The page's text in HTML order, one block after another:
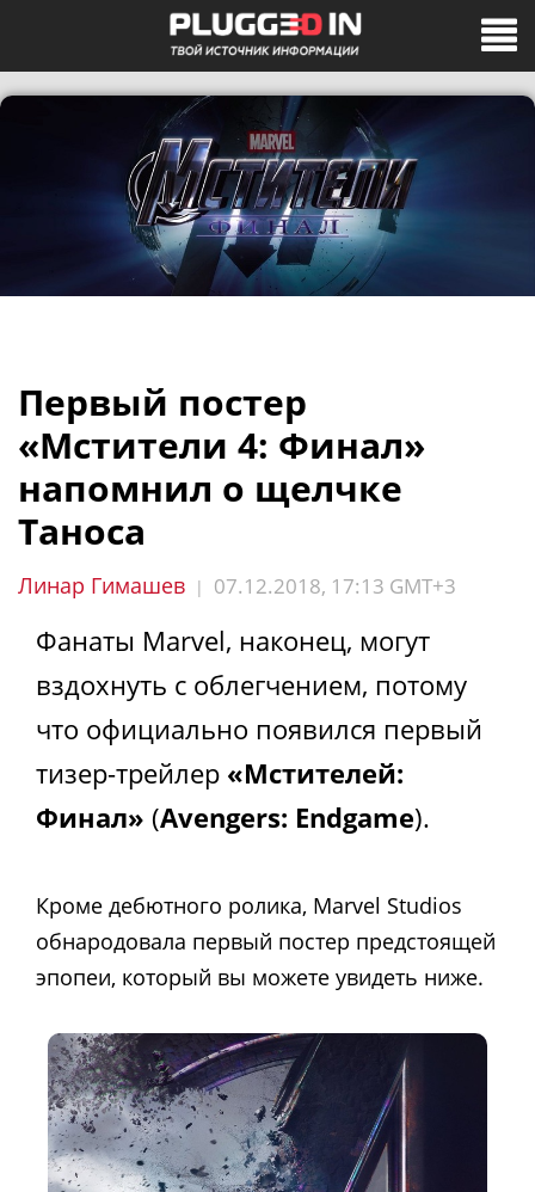
Первый постер
«Мстители 4: Финал»
напомнил о щелчке
Таноса
Линар Гимашев | 07.12.2018, 17:13 GMT+3
Фанаты Marvel, наконец, могут
вздохнуть с облегчением, потому
что официально появился первый
тизер-трейлер «Мстителей:
Финал» (Avengers: Endgame).
Кроме дебютного ролика, Marvel Studios
обнародовала первый постер предстоящей
эпопеи, который вы можете увидеть ниже.